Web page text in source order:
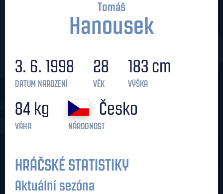
Tomáš
Hanousek
3. 6. 1998
DATUM NAROZENÍ
28
VĚK
183 cm
VÝŠKA
84 kg
VÁHA
Česko
NÁRODNOST
HRÁČSKÉ STATISTIKY
Aktuální sezóna